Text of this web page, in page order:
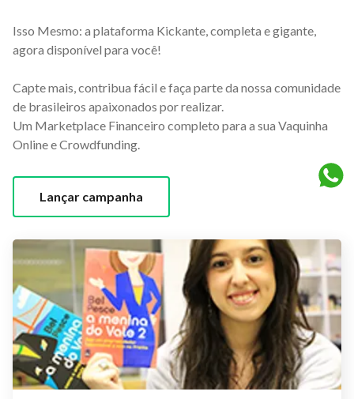
Isso Mesmo: a plataforma Kickante, completa e gigante,
agora disponível para você!
Capte mais, contribua fácil e faça parte da nossa comunidade
de brasileiros apaixonados por realizar.
Um Marketplace Financeiro completo para a sua Vaquinha
Online e Crowdfunding.
Lançar campanha